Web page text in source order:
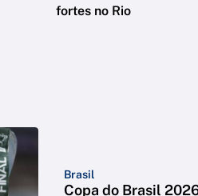
fortes no Rio
Brasil
Copa do Brasil